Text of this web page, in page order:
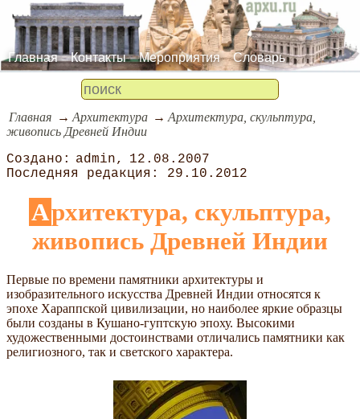
Главная Контакты Мероприятия Словарь
Главная Архитектура
Архитектура, скульптура,
живопись Древней Индии
admin
12.08.2007
29.10.2012
Архитектура, скульптура,
живопись Древней Индии
Первые по времени памятники архитектуры и
изобразительного искусства Древней Индии относятся к
эпохе Хараппской цивилизации, но наиболее яркие образцы
были созданы в Кушано-гуптскую эпоху. Высокими
художественными достоинствами отличались памятники как
религиозного, так и светского характера.